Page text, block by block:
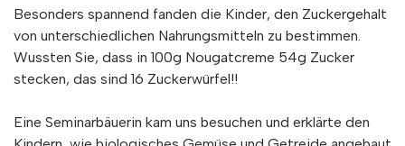
Besonders spannend fanden die Kinder, den Zuckergehalt
von unterschiedlichen Nahrungsmitteln zu bestimmen.
Wussten Sie, dass in 100g Nougatcreme 54g Zucker
stecken, das sind 16 Zuckerwürfel!!
Eine Seminarbäuerin kam uns besuchen und erklärte den